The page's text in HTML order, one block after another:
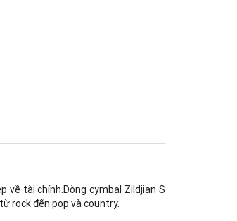
về tài chính.Dòng cymbal Zildjian S
rock đến pop và country.